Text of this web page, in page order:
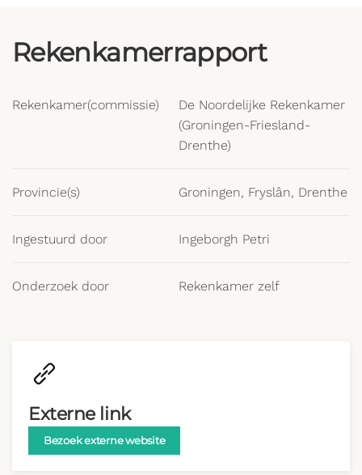
Rekenkamerrapport
Rekenkamer(commissie)
De Noordelijke Rekenkamer
(Groningen-Friesland-
Drenthe)
Provincie(s) Groningen, Fryslân, Drenthe
Ingestuurd door Ingeborgh Petri
Onderzoek door Rekenkamer zelf
Externe link
Bezoek externe website